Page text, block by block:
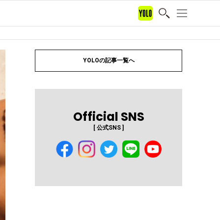
YOLOの記事一覧へ
Official SNS
[ 公式SNS ]